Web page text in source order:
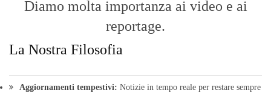
Diamo molta importanza ai video e ai
reportage.
La Nostra Filosofia
Aggiornamenti tempestivi: Notizie in tempo reale per restare sempre